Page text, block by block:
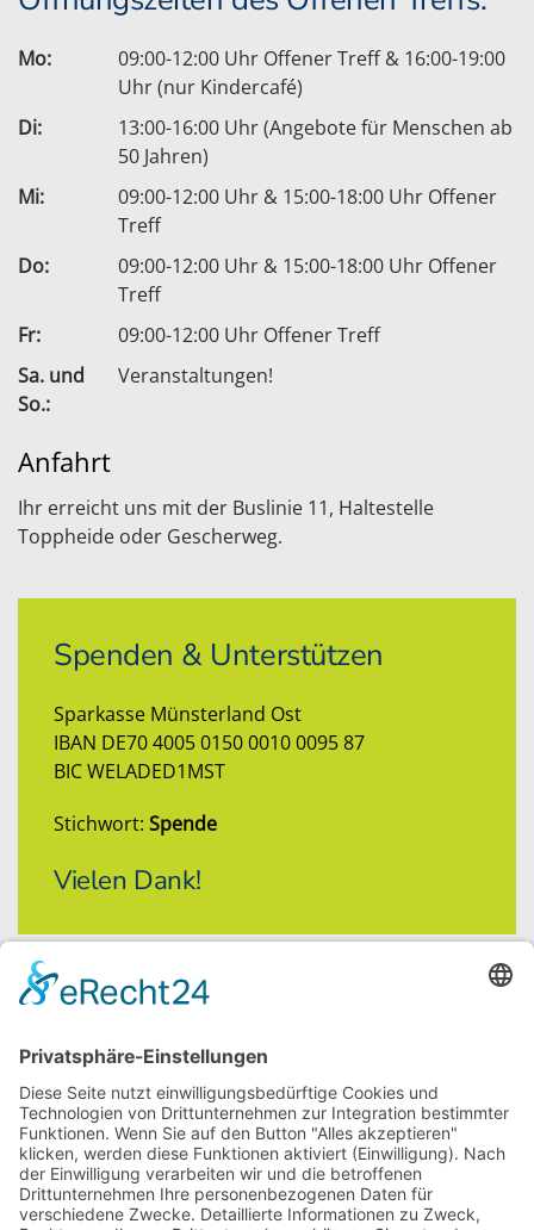
Mo:
09:00-12:00 Uhr Offener Treff & 16:00-19:00
Uhr (nur Kindercafé)
Di:
13:00-16:00 Uhr (Angebote für Menschen ab
50 Jahren)
Mi:
09:00-12:00 Uhr & 15:00-18:00 Uhr Offener
Treff
Do:
09:00-12:00 Uhr & 15:00-18:00 Uhr Offener
Treff
Fr:
09:00-12:00 Uhr Offener Treff
Sa. und
So.:
Veranstaltungen!
Anfahrt
Ihr erreicht uns mit der Buslinie 11, Haltestelle
Toppheide oder Gescherweg.
Spenden & Unterstützen
Sparkasse Münsterland Ost
IBAN DE70 4005 0150 0010 0095 87
BIC WELADED1MST
Stichwort: Spende
Vielen Dank!
Folgt uns!